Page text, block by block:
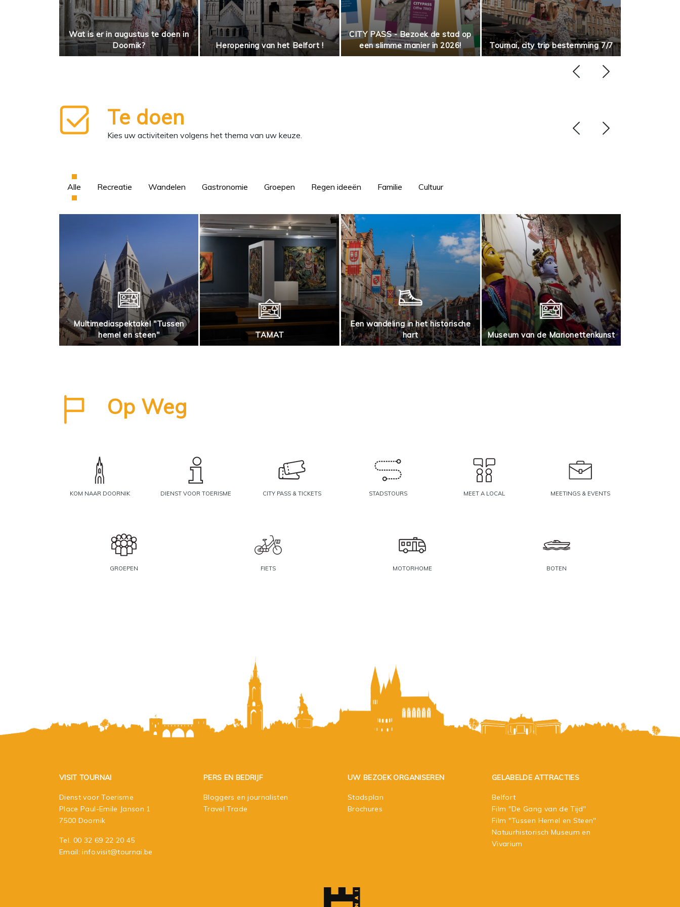
Wat is er in augustus te doen in
Doornik?
Heropening van het Belfort !
CITY PASS - Bezoek de stad op
een slimme manier in 2026!
Tournai, city trip bestemming 7/7
Te doen
Kies uw activiteiten volgens het thema van uw keuze.
Alle Recreatie Wandelen Gastronomie Groepen Regen ideeën Familie Cultuur
Multimediaspektakel "Tussen
hemel en steen"
TAMAT
Een wandeling in het historische
hart
Museum van de Marionettenkunst
Op Weg
KOM NAAR DOORNIK DIENST VOOR TOERISME CITY PASS & TICKETS STADSTOURS MEET A LOCAL MEETINGS & EVENTS
GROEPEN FIETS MOTORHOME BOTEN
VISIT TOURNAI
Dienst voor Toerisme
Place Paul-Emile Janson 1
7500 Doornik
Tel. 00 32 69 22 20 45
Email:info.visit@tournai.be
PERS EN BEDRIJF
Bloggers en journalisten
Travel Trade
UW BEZOEK ORGANISEREN
Stadsplan
Brochures
GELABELDE ATTRACTIES
Belfort
Film "De Gang van de Tijd"
Film "Tussen Hemel en Steen"
Natuurhistorisch Museum en
Vivarium